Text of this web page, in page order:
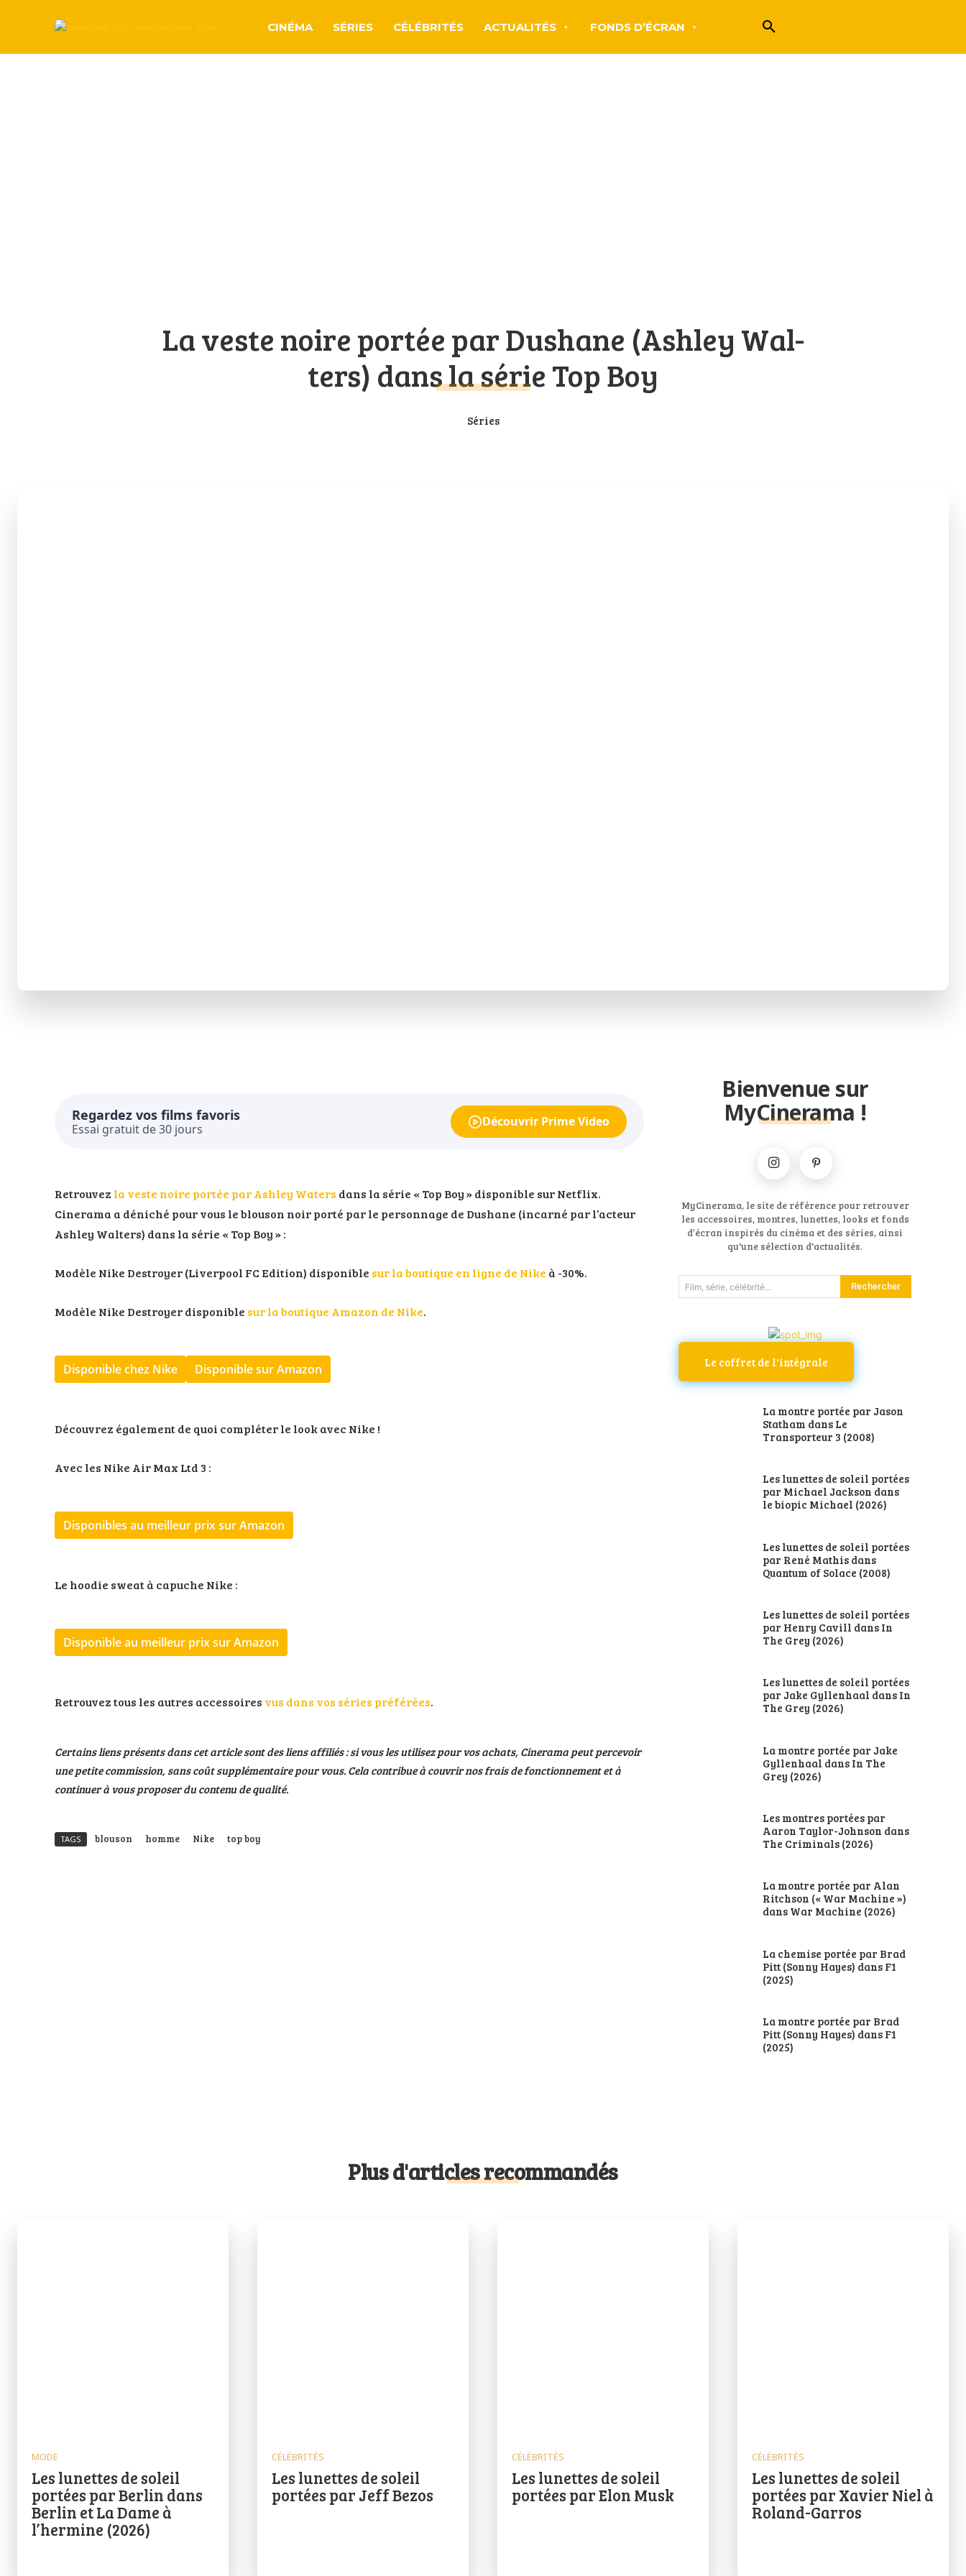
CINÉMA SÉRIES CÉLÉBRITÉS ACTUALITÉS FONDS D’ÉCRAN
La veste noire portée par Du­shane (Ash­ley Wal­
ters) dans la sé­rie Top Boy
Séries
Regardez vos films favoris
Essai gratuit de 30 jours Découvrir Prime Video
Retrouvez la veste noire portée par Ashley Waters dans la série « Top Boy » disponible sur Netflix.
Cinerama a déniché pour vous le blouson noir porté par le personnage de Dushane (incarné par l’acteur
Ashley Walters) dans la série « Top Boy » :
Modèle Nike Destroyer (Liverpool FC Edition) disponible sur la boutique en ligne de Nike à -30%.
Modèle Nike Destroyer disponible sur la boutique Amazon de Nike.
Disponible chez Nike Disponible sur Amazon
Découvrez également de quoi compléter le look avec Nike !
Avec les Nike Air Max Ltd 3 :
Disponibles au meilleur prix sur Amazon
Le hoodie sweat à capuche Nike :
Disponible au meilleur prix sur Amazon
Retrouvez tous les autres accessoires vus dans vos séries préférées.
Certains liens présents dans cet article sont des liens affiliés : si vous les utilisez pour vos achats, Cinerama peut percevoir
une petite commission, sans coût supplémentaire pour vous. Cela contribue à couvrir nos frais de fonctionnement et à
continuer à vous proposer du contenu de qualité.
TAGS blouson homme Nike top boy
Bienvenue sur
MyCinerama !
MyCinerama, le site de référence pour retrouver
les accessoires, montres, lunettes, looks et fonds
d’écran inspirés du cinéma et des séries, ainsi
qu'une sélection d'actualités.
Film, série, célébrité... Rechercher
Le coffret de l'intégrale
La montre portée par Jason
Statham dans Le
Transporteur 3 (2008)
Les lunettes de soleil portées
par Michael Jackson dans
le biopic Michael (2026)
Les lunettes de soleil portées
par René Mathis dans
Quantum of Solace (2008)
Les lunettes de soleil portées
par Henry Cavill dans In
The Grey (2026)
Les lunettes de soleil portées
par Jake Gyllenhaal dans In
The Grey (2026)
La montre portée par Jake
Gyllenhaal dans In The
Grey (2026)
Les montres portées par
Aaron Taylor-Johnson dans
The Criminals (2026)
La montre portée par Alan
Ritchson (« War Machine »)
dans War Machine (2026)
La chemise portée par Brad
Pitt (Sonny Hayes) dans F1
(2025)
La montre portée par Brad
Pitt (Sonny Hayes) dans F1
(2025)
Plus d'articles recommandés
MODE
Les lunettes de soleil
portées par Berlin dans
Berlin et La Dame à
l’hermine (2026)
CÉLÉBRITÉS
Les lunettes de soleil
portées par Jeff Bezos
CÉLÉBRITÉS
Les lunettes de soleil
portées par Elon Musk
CÉLÉBRITÉS
Les lunettes de soleil
portées par Xavier Niel à
Roland-Garros